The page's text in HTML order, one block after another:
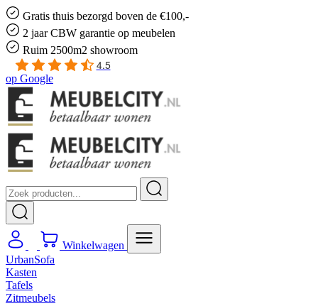
Gratis thuis bezorgd boven de €100,-
2 jaar CBW garantie op meubelen
Ruim 2500m2 showroom
4.5
op Google
Winkelwagen
UrbanSofa
Kasten
Tafels
Zitmeubels